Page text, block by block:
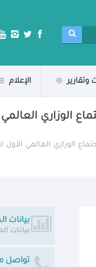
وتقارير الإعلام
الوزاري العالمي
الوزاري العالمي
بيانات
بيانات
تواصل